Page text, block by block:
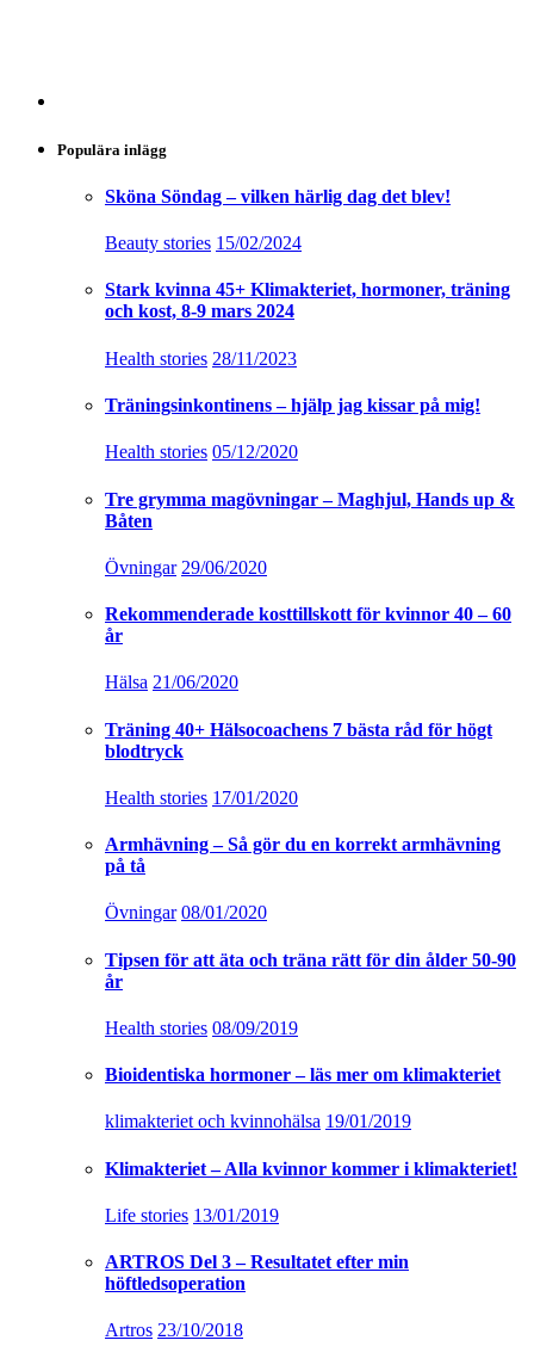
Populära inlägg
Sköna Söndag – vilken härlig dag det blev!
Beauty stories 15/02/2024
Stark kvinna 45+ Klimakteriet, hormoner, träning
och kost, 8-9 mars 2024
Health stories 28/11/2023
Träningsinkontinens – hjälp jag kissar på mig!
Health stories 05/12/2020
Tre grymma magövningar – Maghjul, Hands up &
Båten
Övningar 29/06/2020
Rekommenderade kosttillskott för kvinnor 40 – 60
år
Hälsa 21/06/2020
Träning 40+ Hälsocoachens 7 bästa råd för högt
blodtryck
Health stories 17/01/2020
Armhävning – Så gör du en korrekt armhävning
på tå
Övningar 08/01/2020
Tipsen för att äta och träna rätt för din ålder 50-90
år
Health stories 08/09/2019
Bioidentiska hormoner – läs mer om klimakteriet
klimakteriet och kvinnohälsa 19/01/2019
Klimakteriet – Alla kvinnor kommer i klimakteriet!
Life stories 13/01/2019
ARTROS Del 3 – Resultatet efter min
höftledsoperation
Artros 23/10/2018